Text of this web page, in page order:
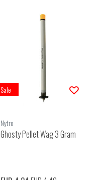
Sale
Nytro
Ghosty Pellet Wag 3 Gram